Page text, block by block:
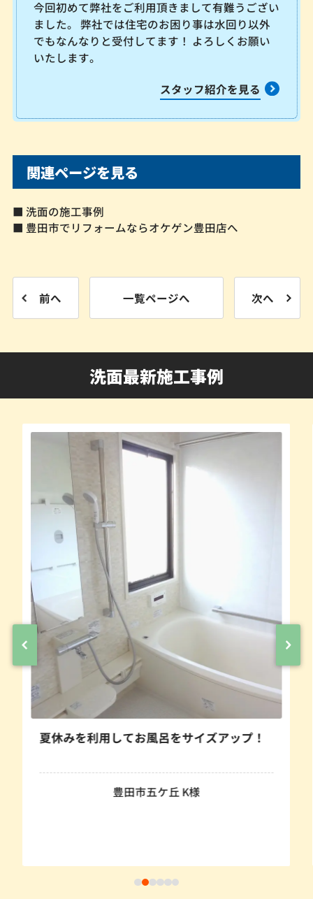
今回初めて弊社をご利用頂きまして有難うござい
ました。 弊社では住宅のお困り事は水回り以外
でもなんなりと受付してます！ よろしくお願い
いたします。
スタッフ紹介を見る
関連ページを見る
■ 洗面の施工事例
■ 豊田市でリフォームならオケゲン豊田店へ
前へ 一覧ページへ 次へ
洗面最新施工事例
呂をサイズアップ！
温かくて使い勝手の良
ったです。